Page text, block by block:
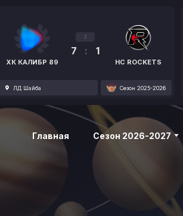
ХК КАЛИБР 89
3
7 : 1
HC ROCKETS
ЛД Шайба Сезон 2025-2026
Главная Сезон 2026-2027